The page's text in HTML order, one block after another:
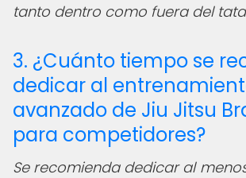
tanto dentro como fuera del
3. ¿Cuánto tiempo se
dedicar al
avanzado de Jiu Jitsu
para competidores?
Se recomienda dedicar al